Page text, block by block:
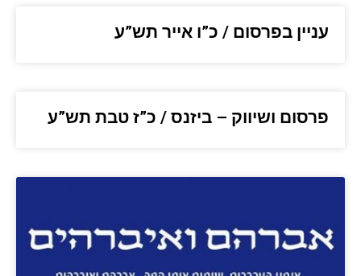
עניין בפרסום / כ”ו אייר תש”ע
פרסום ושיווק – ביזנס / כ”ז טבת תש”ע